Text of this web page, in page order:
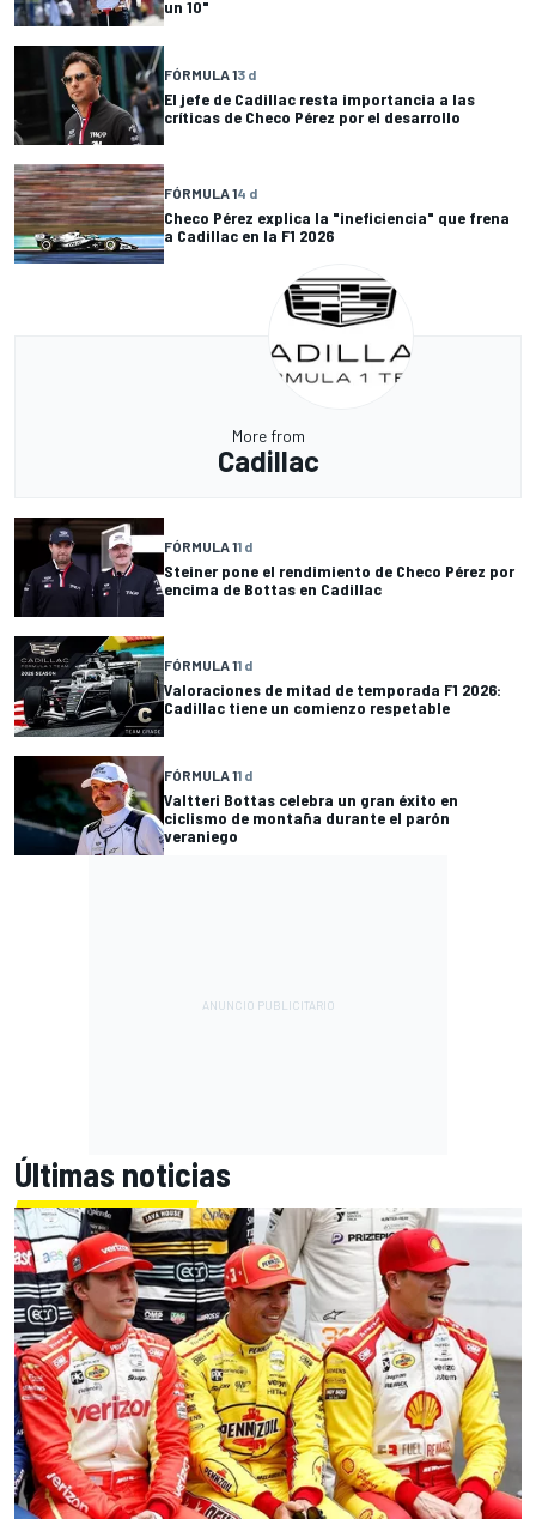
un 10"
FÓRMULA 13 d
El jefe de Cadillac resta importancia a las
críticas de Checo Pérez por el desarrollo
FÓRMULA 14 d
Checo Pérez explica la "ineficiencia" que frena
a Cadillac en la F1 2026
More from
Cadillac
FÓRMULA 11 d
Steiner pone el rendimiento de Checo Pérez por
encima de Bottas en Cadillac
FÓRMULA 11 d
Valoraciones de mitad de temporada F1 2026:
Cadillac tiene un comienzo respetable
FÓRMULA 11 d
Valtteri Bottas celebra un gran éxito en
ciclismo de montaña durante el parón
veraniego
Últimas noticias